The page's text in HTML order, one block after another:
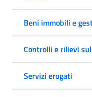
Beni immobili e
Controlli e rilievi
Servizi erogati